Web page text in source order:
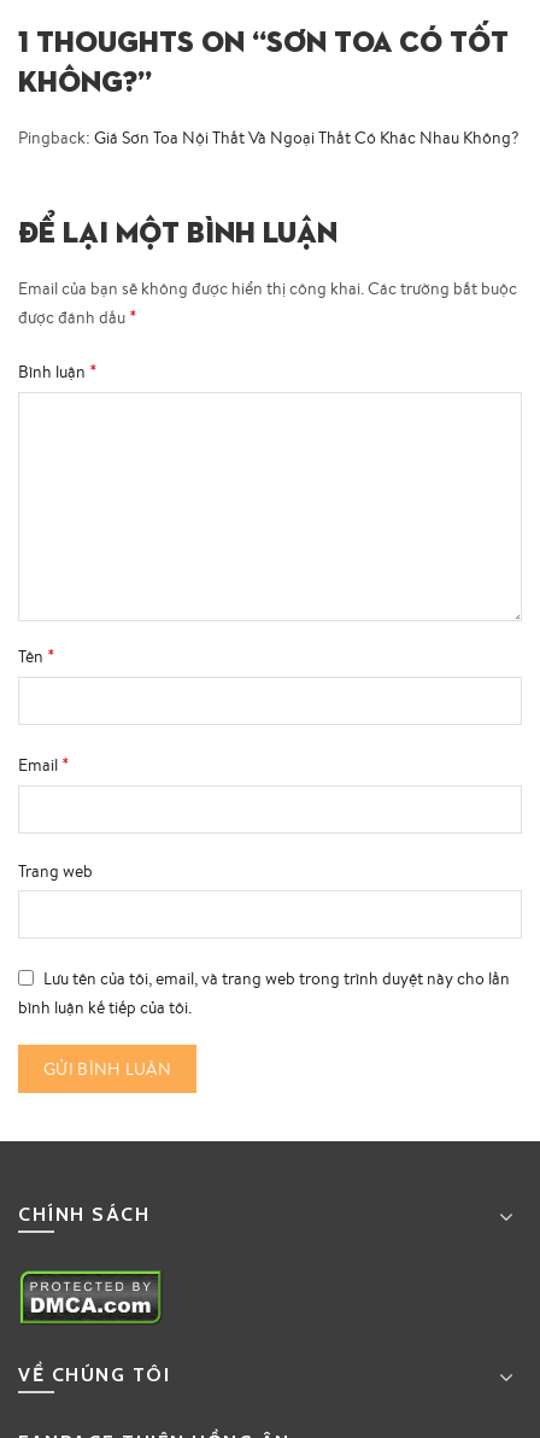
1 THOUGHTS ON “SƠN TOA CÓ TỐT
KHÔNG?”
Pingback: Giá Sơn Toa Nội Thất Và Ngoại Thất Có Khác Nhau Không?
ĐỂ LẠI MỘT BÌNH LUẬN
Email của bạn sẽ không được hiển thị công khai.Các trường bắt buộc
được đánh dấu *
Bình luận *
Tên *
Email *
Trang web
Lưu tên của tôi, email, và trang web trong trình duyệt này cho lần
bình luận kế tiếp của tôi.
CHÍNH SÁCH
VỀ CHÚNG TÔI